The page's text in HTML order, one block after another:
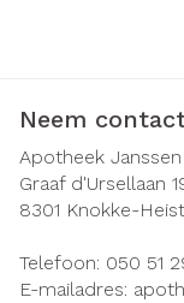
Neem
Apotheek
Graaf d'Ursellaan
8301 Knokke-Heist
Telefoon: 050 51
E-mailadres: